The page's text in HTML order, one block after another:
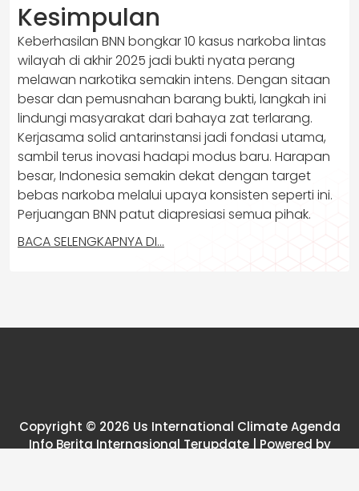
Kesimpulan
Keberhasilan BNN bongkar 10 kasus narkoba lintas
wilayah di akhir 2025 jadi bukti nyata perang
melawan narkotika semakin intens. Dengan sitaan
besar dan pemusnahan barang bukti, langkah ini
lindungi masyarakat dari bahaya zat terlarang.
Kerjasama solid antarinstansi jadi fondasi utama,
sambil terus inovasi hadapi modus baru. Harapan
besar, Indonesia semakin dekat dengan target
bebas narkoba melalui upaya konsisten seperti ini.
Perjuangan BNN patut diapresiasi semua pihak.
BACA SELENGKAPNYA DI…
Copyright © 2026 Us International Climate Agenda
Info Berita Internasional Terupdate | Powered by